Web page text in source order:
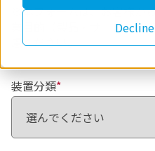
Decline
※本フォームは、お客様か
業目的（製品・サービス
慮ください。
装置分類*